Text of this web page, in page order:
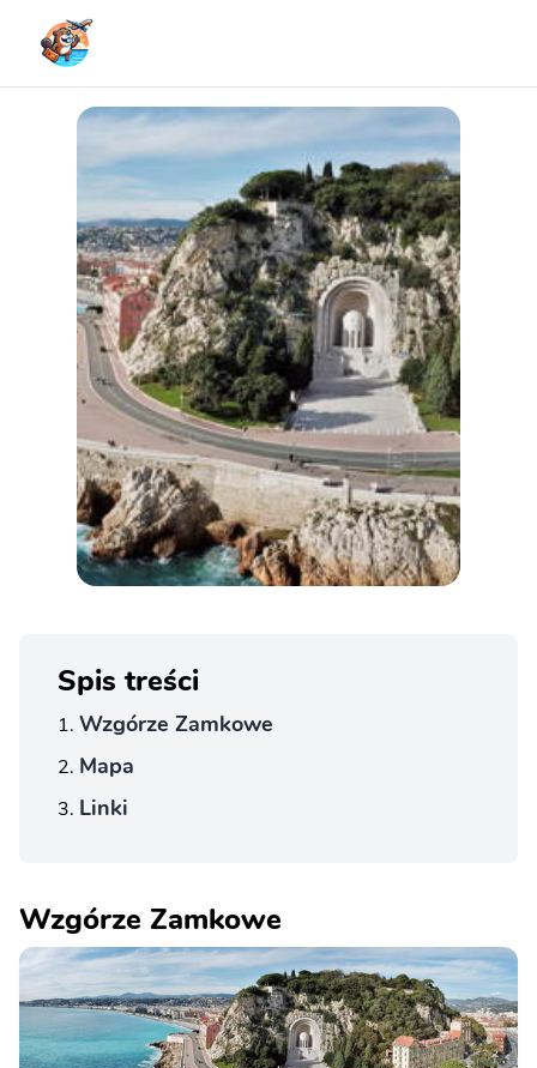
Spis treści
Wzgórze Zamkowe
Mapa
Linki
Wzgórze Zamkowe